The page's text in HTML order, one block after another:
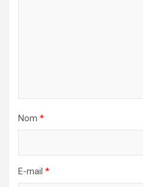
Nom *
E-mail *